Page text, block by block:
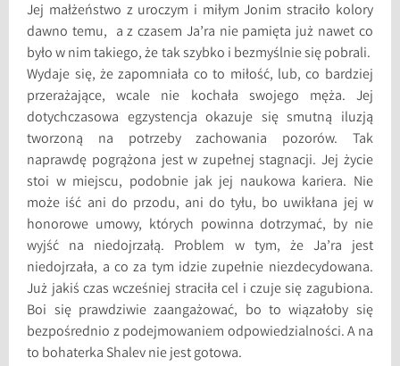
Jej małżeństwo z uroczym i miłym Jonim straciło kolory
dawno temu, a z czasem Ja’ra nie pamięta już nawet co
było w nim takiego, że tak szybko i bezmyślnie się pobrali.
Wydaje się, że zapomniała co to miłość, lub, co bardziej
przerażające, wcale nie kochała swojego męża. Jej
dotychczasowa egzystencja okazuje się smutną iluzją
tworzoną na potrzeby zachowania pozorów. Tak
naprawdę pogrążona jest w zupełnej stagnacji. Jej życie
stoi w miejscu, podobnie jak jej naukowa kariera. Nie
może iść ani do przodu, ani do tyłu, bo uwikłana jej w
honorowe umowy, których powinna dotrzymać, by nie
wyjść na niedojrzałą. Problem w tym, że Ja’ra jest
niedojrzała, a co za tym idzie zupełnie niezdecydowana.
Już jakiś czas wcześniej straciła cel i czuje się zagubiona.
Boi się prawdziwie zaangażować, bo to wiązałoby się
bezpośrednio z podejmowaniem odpowiedzialności. A na
to bohaterka Shalev nie jest gotowa.